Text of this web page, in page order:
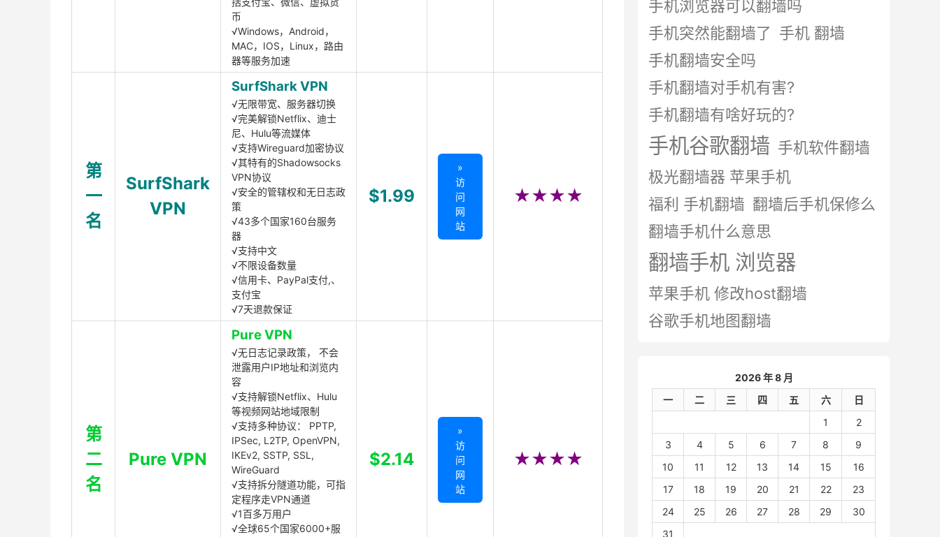
币
√Windows，Android，
MAC，IOS，Linux，路由
器等服务加速
第
一
名
SurfShark
VPN
SurfShark VPN
√无限带宽、服务器切换
√完美解锁Netflix、迪士
尼、Hulu等流媒体
√支持Wireguard加密协议
√其特有的Shadowsocks
VPN协议
√安全的管辖权和无日志政
策
√43多个国家160台服务
器
√支持中文
√不限设备数量
√信用卡、PayPal支付,、
支付宝
√7天退款保证
$1.99
»
访
问
网
站
★★★★
第
二
名
Pure VPN
Pure VPN
√无日志记录政策， 不会
泄露用户IP地址和浏览内
容
√支持解锁Netflix、Hulu
等视频网站地域限制
√支持多种协议： PPTP,
IPSec, L2TP, OpenVPN,
IKEv2, SSTP, SSL,
WireGuard
√支持拆分隧道功能，可指
定程序走VPN通道
√1百多万用户
√全球65个国家6000+服
$2.14
»
访
问
网
站
★★★★
手机浏览器可以翻墙吗
手机突然能翻墙了 手机 翻墙
手机翻墙安全吗
手机翻墙对手机有害?
手机翻墙有啥好玩的?
手机谷歌翻墙 手机软件翻墙
极光翻墙器 苹果手机
福利 手机翻墙 翻墙后手机保修么
翻墙手机什么意思
翻墙手机 浏览器
苹果手机 修改host翻墙
谷歌手机地图翻墙
2026 年 8 月
一
二 三 四 五 六
日
1
2
3
4 5 6 7 8
9
10
11 12 13 14 15
16
17
18 19 20 21 22
23
24
25 26 27 28 29
30
31